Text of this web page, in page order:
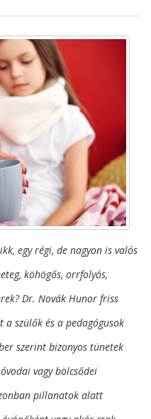
egy régi, de nagyon is valós
köhögős, orrfolyós,
Dr. Novák Hunor friss
szülők és a pedagógusok
szerint bizonyos tünetek
vagy bölcsődei
pillanatok alatt